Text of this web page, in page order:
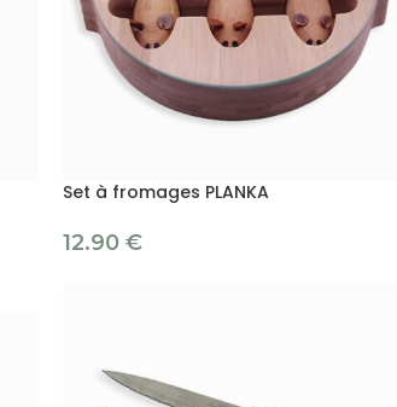
Set à fromages PLANKA
12.90 €